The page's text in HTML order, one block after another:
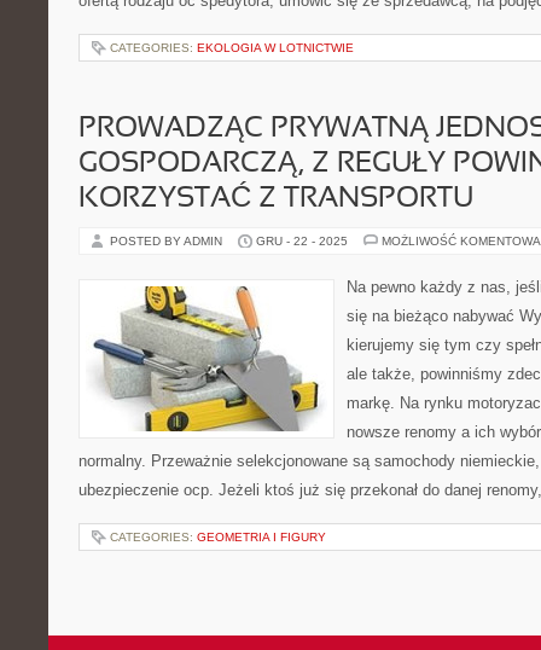
CATEGORIES: EKOLOGIA W LOTNICTWIE
PROWADZĄC PRYWATNĄ
GOSPODARCZĄ, Z REGUŁY
KORZYSTAĆ Z TRANSPORTU
POSTED BY ADMIN GRU - 22 - 2025 MOŻLIWOŚĆ
Na pewno każdy z nas,
się na bieżąco nabywać
kierujemy się tym czy
ale także, powinniśmy
markę. Na rynku
nowsze renomy a ich
normalny. Przeważnie selekcjonowane są samochody
ubezpieczenie ocp. Jeżeli ktoś już się przekonał do danej
CATEGORIES: GEOMETRIA I FIGURY